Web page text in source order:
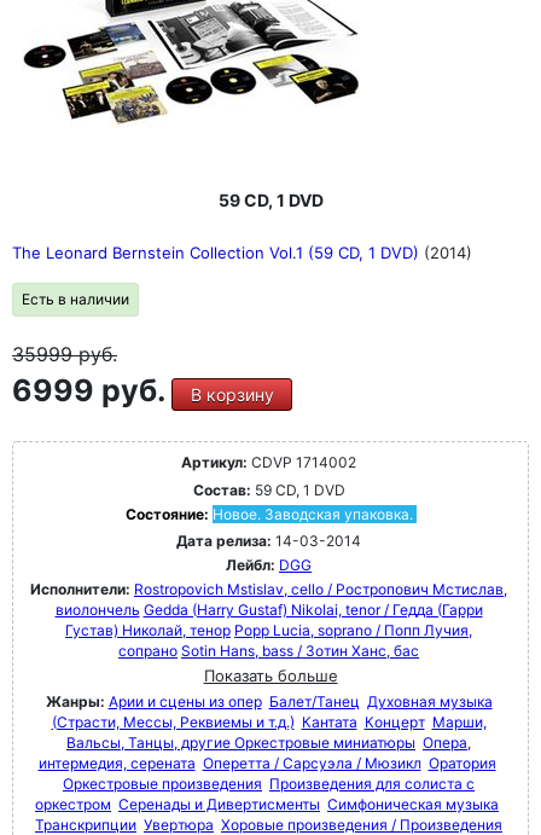
59 CD, 1 DVD
The Leonard Bernstein Collection Vol.1 (59 CD, 1 DVD) (2014)
Есть в наличии
35999руб.
6999 руб. В корзину
Артикул: CDVP 1714002
Состав: 59 CD, 1 DVD
Состояние: Новое. Заводская упаковка.
Дата релиза: 14-03-2014
Лейбл: DGG
Исполнители: Rostropovich Mstislav, cello / Ростропович Мстислав,
виолончель Gedda (Harry Gustaf) Nikolai, tenor / Гедда (Гарри
Густав) Николай, тенор Popp Lucia, soprano / Попп Лучия,
сопрано Sotin Hans, bass / Зотин Ханс, бас
Показать больше
Жанры: Арии и сцены из опер Балет/Танец Духовная музыка
(Страсти, Мессы, Реквиемы и т.д.) Кантата Концерт Марши,
Вальсы, Танцы, другие Оркестровые миниатюры Опера,
интермедия, серената Оперетта / Сарсуэла / Мюзикл Оратория
Оркестровые произведения Произведения для солиста с
оркестром Серенады и Дивертисменты Симфоническая музыка
Транскрипции Увертюра Хоровые произведения / Произведения